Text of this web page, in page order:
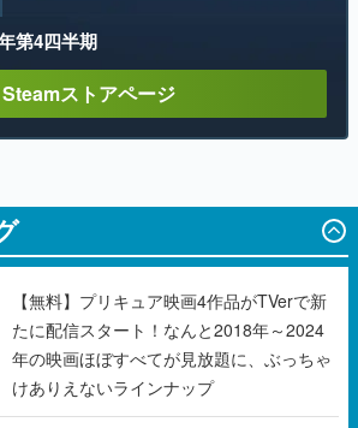
【無料】プリキュア映画4作品がTVerで新
たに配信スタート！なんと2018年～2024
年の映画ほぼすべてが見放題に、ぶっちゃ
けありえないラインナップ
『機動戦士ガンダム』の「シャア専用ザク
Ⅱ」をイメージした散水ホースリールが予
約開始。本体にはシャアのパーソナルマー